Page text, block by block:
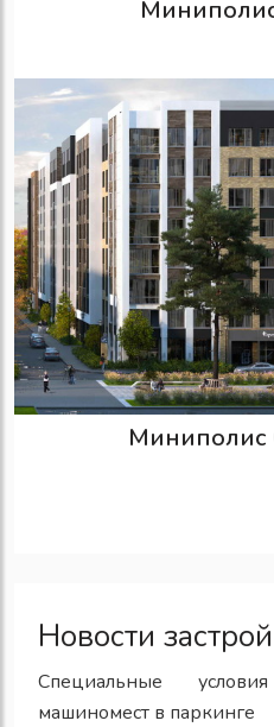
Миниполис
Новости
Специальные
машиномест в паркинге